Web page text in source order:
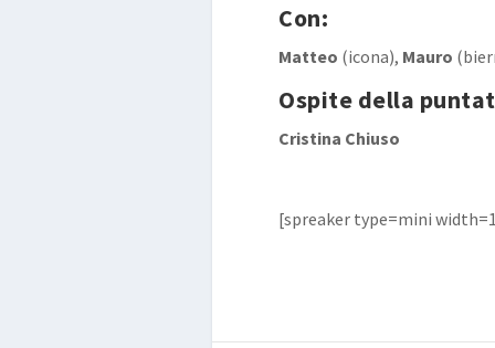
Con:
Matteo (icona), Mauro
Ospite della
Cristina Chiuso
[spreaker type=mini